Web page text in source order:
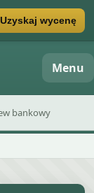
Uzyskaj wycenę
Menu
bankowy